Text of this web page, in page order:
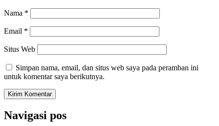
Nama *
Email *
Situs Web
Simpan nama, email, dan situs web saya pada peramban ini
untuk komentar saya berikutnya.
Navigasi pos